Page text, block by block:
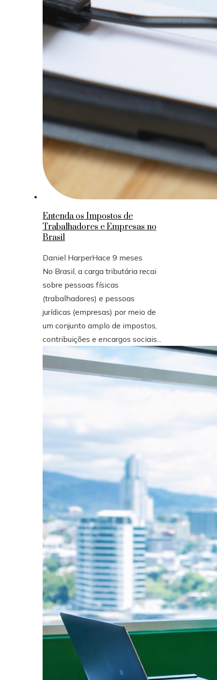
Entenda os Impostos de
Trabalhadores e Empresas no
Brasil
Daniel HarperHace 9 meses
No Brasil, a carga tributária recai
sobre pessoas físicas
(trabalhadores) e pessoas
jurídicas (empresas) por meio de
um conjunto amplo de impostos,
contribuições e encargos sociais...